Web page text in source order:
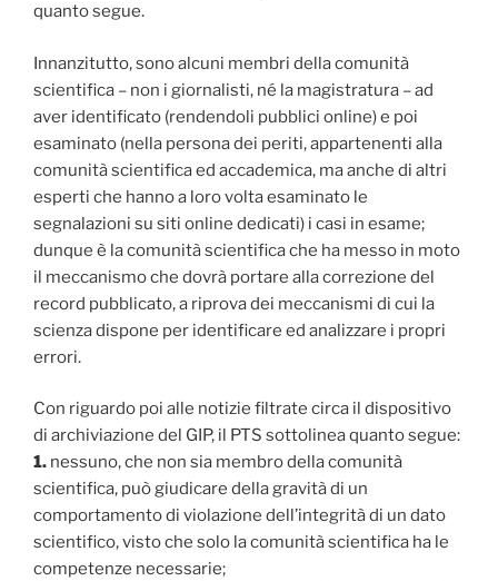
quanto segue.
Innanzitutto, sono alcuni membri della comunità
scientifica – non i giornalisti, né la magistratura – ad
aver identificato (rendendoli pubblici online) e poi
esaminato (nella persona dei periti, appartenenti alla
comunità scientifica ed accademica, ma anche di altri
esperti che hanno a loro volta esaminato le
segnalazioni su siti online dedicati) i casi in esame;
dunque è la comunità scientifica che ha messo in moto
il meccanismo che dovrà portare alla correzione del
record pubblicato, a riprova dei meccanismi di cui la
scienza dispone per identificare ed analizzare i propri
errori.
Con riguardo poi alle notizie filtrate circa il dispositivo
di archiviazione del GIP, il PTS sottolinea quanto segue:
1. nessuno, che non sia membro della comunità
scientifica, può giudicare della gravità di un
comportamento di violazione dell’integrità di un dato
scientifico, visto che solo la comunità scientifica ha le
competenze necessarie;